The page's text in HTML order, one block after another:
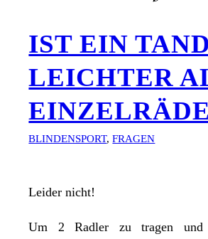
IST EIN
LEICHTER
BLINDENSPORT,FRAGEN
Leider nicht!
Um 2 Radler zu tragen und